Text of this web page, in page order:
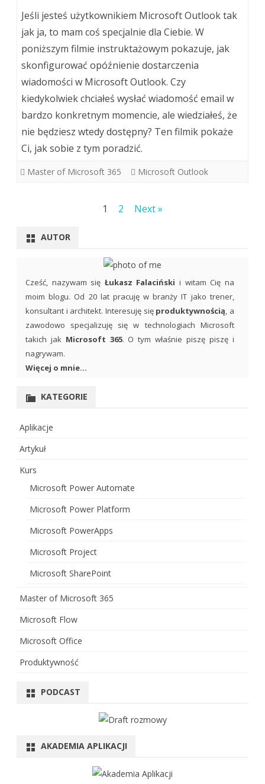
Jeśli jesteś użytkownikiem Microsoft Outlook tak
jak ja, to mam coś specjalnie dla Ciebie. W
poniższym filmie instruktażowym pokazuje, jak
skonfigurować opóźnienie dostarczenia
wiadomości w Microsoft Outlook. Czy
kiedykolwiek chciałeś wysłać wiadomość email w
bardzo konkretnym momencie, ale wiedziałeś, że
nie będziesz wtedy dostępny? Ten filmik pokaże
Ci, jak sobie z tym poradzić.
Master of Microsoft 365 Microsoft Outlook
1 2 Next »
AUTOR
Cześć, nazywam się Łukasz Falaciński i witam Cię na
moim blogu. Od 20 lat pracuję w branży IT jako trener,
konsultant i architekt. Interesuję się produktywnością, a
zawodowo specjalizuję się w technologiach Microsoft
takich jak Microsoft 365. O tym właśnie piszę piszę i
nagrywam.
Więcej o mnie...
KATEGORIE
Aplikacje
Artykuł
Kurs
Microsoft Power Automate
Microsoft Power Platform
Microsoft PowerApps
Microsoft Project
Microsoft SharePoint
Master of Microsoft 365
Microsoft Flow
Microsoft Office
Produktywność
PODCAST
AKADEMIA APLIKACJI